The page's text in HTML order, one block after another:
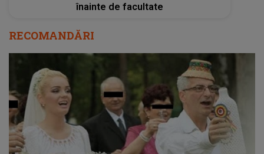
înainte de facultate
RECOMANDĂRI